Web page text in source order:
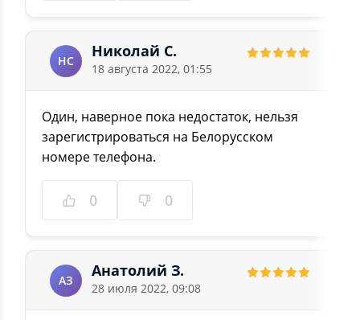
НС
Николай С.
18 августа 2022, 01:55
Один, наверное пока недостаток, нельзя
зарегистрироваться на Белорусском
номере телефона.
0 0
АЗ
Анатолий З.
28 июля 2022, 09:08